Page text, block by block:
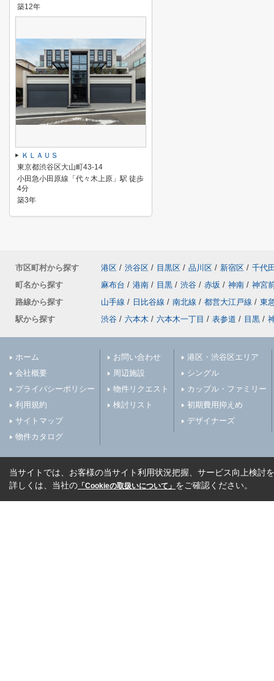
築12年
ＫＬＡＵＳ
東京都渋谷区大山町43-14
小田急小田原線「代々木上原」駅 徒歩
4分
築3年
市区町村から探す 港区 / 渋谷区 / 目黒区 / 品川区 / 新宿区 / 千代
町名から探す
麻布台 / 港南 / 目黒 / 渋谷 / 赤坂 / 神南 / 神宮
路線から探す
山手線 / 日比谷線 / 南北線 / 都営大江戸線 / 東
駅から探す
渋谷 / 六本木 / 六本木一丁目 / 表参道 / 目黒 /
ホーム
会社概要
プライバシーポリシー
利用規約
サイトマップ
物件カタログ
お問い合わせ
周辺施設
物件リクエスト
検討リスト
港区・渋谷区エリア
シングル
カップル・ファミリー
初期費用抑えめ
デザイナーズ
当サイトでは、お客様の当サイト利用状況把握、サービス向上検討
詳しくは、当社の 「Cookieの取扱いについて」 をご確認ください。